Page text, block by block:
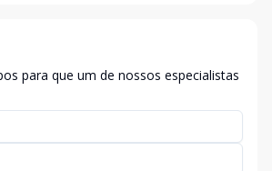
para que um de nossos especialistas